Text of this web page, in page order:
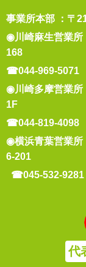
事業所本部 ：〒
◉川崎麻生営業所
168
☎044-969-5071
◉川崎多摩営業所
1F
☎044-819-4098
◉横浜青葉営業所
6-201
☎045-532-9281
代